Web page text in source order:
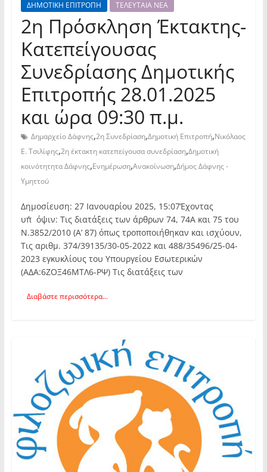
ΔΗΜΟΤΙΚΗ ΕΠΙΤΡΟΠΗ ΤΕΛΕΥΤΑΙΑ ΝΕΑ
2η Πρόσκληση Έκτακτης-
Κατεπείγουσας
Συνεδρίασης Δημοτικής
Επιτροπής 28.01.2025
και ώρα 09:30 π.μ.
Δημαρχείο Δάφνης,2η Συνεδρίαση,Δημοτική Επιτροπή,Νικόλαος
Ε. Τσιλίφης,2η έκτακτη κατεπείγουσα συνεδρίαση,Δημοτική
κοινότητητα Δάφνης,Ενημέρωση,Ανακοίνωση,Δήμος Δάφνης -
Υμηττού
Δημοσίευση: 27 Ιανουαρίου 2025, 15:07Έχοντας
υπ΄όψιν: Τις διατάξεις των άρθρων 74, 74Α και 75 του
Ν.3852/2010 (Α’ 87) όπως τροποποιήθηκαν και ισχύουν,
Τις αριθμ. 374/39135/30-05-2022 και 488/35496/25-04-
2023 εγκυκλίους του Υπουργείου Εσωτερικών
(ΑΔΑ:6ΖΟΞ46ΜΤΛ6-ΡΨ) Τις διατάξεις των
Διαβάστε περισσότερα...